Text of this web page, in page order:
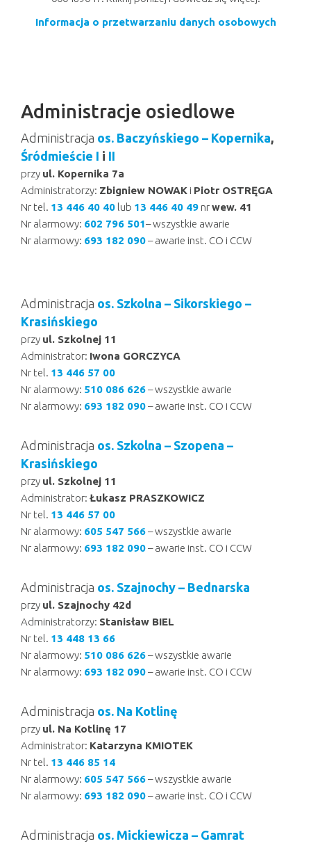
Informacja o przetwarzaniu danych osobowych
Administracje osiedlowe
Administracja os. Baczyńskiego – Kopernika,
Śródmieście I i II
przy ul. Kopernika 7a
Administratorzy: Zbigniew NOWAK i Piotr OSTRĘGA
Nr tel. 13 446 40 40 lub 13 446 40 49 nrwew. 41
Nr alarmowy: 602 796 501– wszystkie awarie
Nr alarmowy: 693 182 090– awarie inst. CO i CCW
Administracja os. Szkolna – Sikorskiego –
Krasińskiego
przy ul. Szkolnej 11
Administrator: Iwona GORCZYCA
Nr tel. 13 446 57 00
Nr alarmowy: 510 086 626– wszystkie awarie
Nr alarmowy: 693 182 090– awarie inst. CO i CCW
Administracja os. Szkolna – Szopena –
Krasińskiego
przy ul. Szkolnej 11
Administrator: Łukasz PRASZKOWICZ
Nr tel. 13 446 57 00
Nr alarmowy: 605 547 566– wszystkie awarie
Nr alarmowy: 693 182 090– awarie inst. CO i CCW
Administracja os. Szajnochy – Bednarska
przy ul. Szajnochy 42d
Administratorzy: Stanisław BIEL
Nr tel. 13 448 13 66
Nr alarmowy: 510 086 626– wszystkie awarie
Nr alarmowy: 693 182 090– awarie inst. CO i CCW
Administracja os. Na Kotlinę
przy ul. Na Kotlinę 17
Administrator: Katarzyna KMIOTEK
Nr tel. 13 446 85 14
Nr alarmowy: 605 547 566– wszystkie awarie
Nr alarmowy: 693 182 090– awarie inst. CO i CCW
Administracja os. Mickiewicza – Gamrat